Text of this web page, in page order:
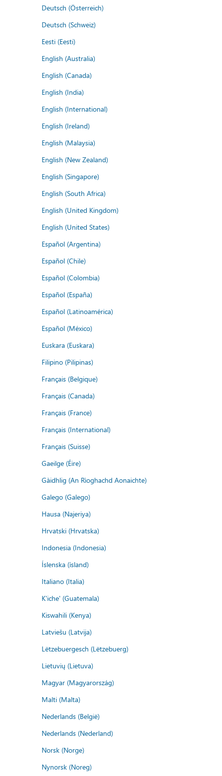
Deutsch (Österreich)
Deutsch (Schweiz)
Eesti (Eesti)
English (Australia)
English (Canada)
English (India)
English (International)
English (Ireland)
English (Malaysia)
English (New Zealand)
English (Singapore)
English (South Africa)
English (United Kingdom)
English (United States)
Español (Argentina)
Español (Chile)
Español (Colombia)
Español (España)
Español (Latinoamérica)
Español (México)
Euskara (Euskara)
Filipino (Pilipinas)
Français (Belgique)
Français (Canada)
Français (France)
Français (International)
Français (Suisse)
Gaeilge (Éire)
Gàidhlig (An Rìoghachd Aonaichte)
Galego (Galego)
Hausa (Najeriya)
Hrvatski (Hrvatska)
Indonesia (Indonesia)
Íslenska (ísland)
Italiano (Italia)
K'iche' (Guatemala)
Kiswahili (Kenya)
Latviešu (Latvija)
Lëtzebuergesch (Lëtzebuerg)
Lietuvių (Lietuva)
Magyar (Magyarország)
Malti (Malta)
Nederlands (België)
Nederlands (Nederland)
Norsk (Norge)
Nynorsk (Noreg)